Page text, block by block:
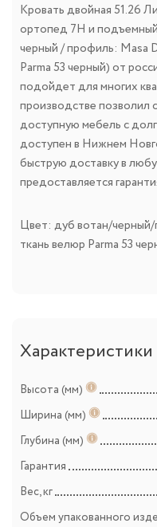
Кровать двойная 51.26
ортопед 7Н и
черный / профиль: Masa
Parma 53 черный) от
подойдет для многих
производстве позволил
доступную мебель с
доступен в Нижнем
быструю доставку в
предоставляется
Цвет: дуб вотан/
ткань велюр Parma 53
Характеристики
Высота (мм)
Ширина (мм)
Глубина (мм)
Гарантия
Вес, кг
Объем упакованного